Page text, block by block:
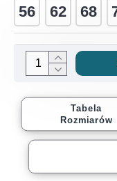
56 62 68
Tabela
Rozmiarów